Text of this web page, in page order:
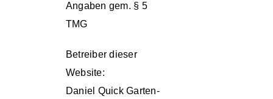
Angaben gem. § 5
TMG
Betreiber dieser
Website:
Daniel Quick Garten-